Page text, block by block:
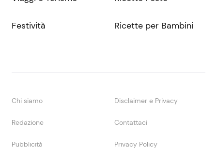
Festività Ricette per Bambini
Chi siamo Disclaimer e Privacy
Redazione Contattaci
Pubblicità Privacy Policy